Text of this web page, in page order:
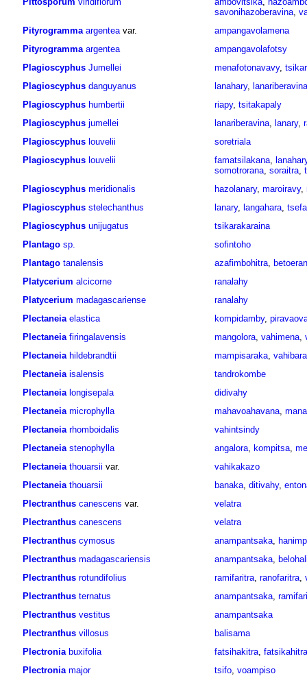
savonihazoberavina,
Pityrogramma argenteavar.
ampangavolamena
Pityrogramma argentea
ampangavolafotsy
Plagioscyphus Jumellei menafotonavavy,
Plagioscyphus danguyanus lanahary, lanariberavina
Plagioscyphus humbertii riapy, tsitakapaly
Plagioscyphus jumellei lanariberavina, lanary,
Plagioscyphus louvelii
soretriala
Plagioscyphus louvelii famatsilakana,
somotrorana, soraitra,
Plagioscyphus meridionalis hazolanary, maroiravy,
Plagioscyphus stelechanthus lanary, langahara,
Plagioscyphus unijugatus
tsikarakaraina
Plantago sp.
sofintoho
Plantago tanalensis azafimbohitra,
Platycerium alcicorne
ranalahy
Platycerium madagascariense
ranalahy
Plectaneia elastica kompidamby,
Plectaneia firingalavensis mangolora, vahimena,
Plectaneia hildebrandtii mampisaraka,
Plectaneia isalensis
tandrokombe
Plectaneia longisepala
didivahy
Plectaneia microphylla mahavoahavana,
Plectaneia rhomboidalis
vahintsindy
Plectaneia stenophylla angalora, kompitsa,
Plectaneia thouarsii var.
vahikakazo
Plectaneia thouarsii banaka, ditivahy,
Plectranthus canescens var.
velatra
Plectranthus canescens
velatra
Plectranthus cymosus anampantsaka,
Plectranthus madagascariensis anampantsaka,
Plectranthus rotundifolius ramifaritra, ranofaritra,
Plectranthus ternatus anampantsaka,
Plectranthus vestitus
anampantsaka
Plectranthus villosus
balisama
Plectronia buxifolia fatsihakitra,
Plectronia major tsifo, voampiso